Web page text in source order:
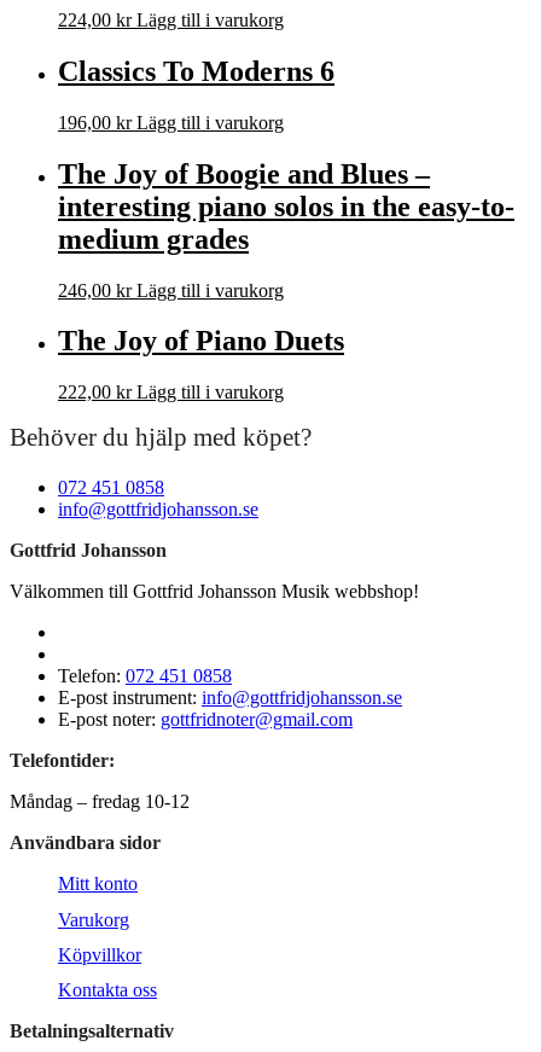
224,00 kr Lägg till i varukorg
Classics To Moderns 6
196,00 kr Lägg till i varukorg
The Joy of Boogie and Blues –
interesting piano solos in the easy-to-
medium grades
246,00 kr Lägg till i varukorg
The Joy of Piano Duets
222,00 kr Lägg till i varukorg
Behöver du hjälp med köpet?
072 451 0858
info@gottfridjohansson.se
Gottfrid Johansson
Välkommen till Gottfrid Johansson Musik webbshop!
Telefon: 072 451 0858
E-post instrument: info@gottfridjohansson.se
E-post noter: gottfridnoter@gmail.com
Telefontider:
Måndag – fredag 10-12
Användbara sidor
Mitt konto
Varukorg
Köpvillkor
Kontakta oss
Betalningsalternativ